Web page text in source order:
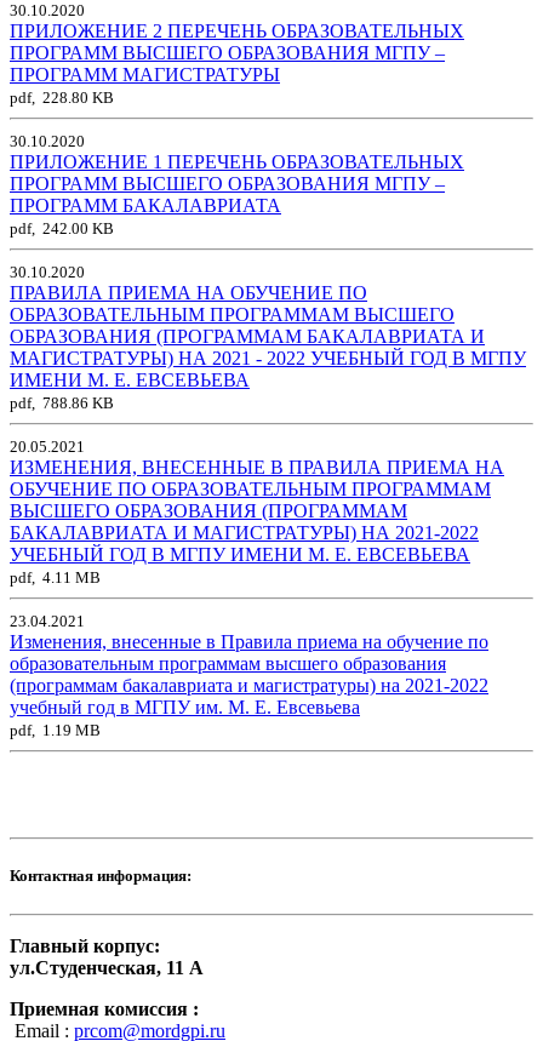
30.10.2020
ПРИЛОЖЕНИЕ 2 ПЕРЕЧЕНЬ ОБРАЗОВАТЕЛЬНЫХ
ПРОГРАММ ВЫСШЕГО ОБРАЗОВАНИЯ МГПУ –
ПРОГРАММ МАГИСТРАТУРЫ
pdf, 228.80 KB
30.10.2020
ПРИЛОЖЕНИЕ 1 ПЕРЕЧЕНЬ ОБРАЗОВАТЕЛЬНЫХ
ПРОГРАММ ВЫСШЕГО ОБРАЗОВАНИЯ МГПУ –
ПРОГРАММ БАКАЛАВРИАТА
pdf, 242.00 KB
30.10.2020
ПРАВИЛА ПРИЕМА НА ОБУЧЕНИЕ ПО
ОБРАЗОВАТЕЛЬНЫМ ПРОГРАММАМ ВЫСШЕГО
ОБРАЗОВАНИЯ (ПРОГРАММАМ БАКАЛАВРИАТА И
МАГИСТРАТУРЫ) НА 2021 - 2022 УЧЕБНЫЙ ГОД В МГПУ
ИМЕНИ М. Е. ЕВСЕВЬЕВА
pdf, 788.86 KB
20.05.2021
ИЗМЕНЕНИЯ, ВНЕСЕННЫЕ В ПРАВИЛА ПРИЕМА НА
ОБУЧЕНИЕ ПО ОБРАЗОВАТЕЛЬНЫМ ПРОГРАММАМ
ВЫСШЕГО ОБРАЗОВАНИЯ (ПРОГРАММАМ
БАКАЛАВРИАТА И МАГИСТРАТУРЫ) НА 2021-2022
УЧЕБНЫЙ ГОД В МГПУ ИМЕНИ М. Е. ЕВСЕВЬЕВА
pdf, 4.11 MB
23.04.2021
Изменения, внесенные в Правила приема на обучение по
образовательным программам высшего образования
(программам бакалавриата и магистратуры) на 2021-2022
учебный год в МГПУ им. М. Е. Евсевьева
pdf, 1.19 MB
Контактная информация:
Главный корпус:
ул.Студенческая, 11 А
Приемная комиссия :
Email : prcom@mordgpi.ru